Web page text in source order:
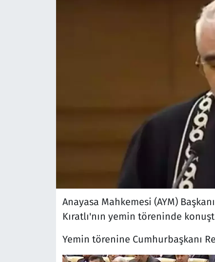
Anayasa Mahkemesi (AYM)
Kıratlı'nın yemin töreninde
Yemin törenine Cumhurbaşkanı